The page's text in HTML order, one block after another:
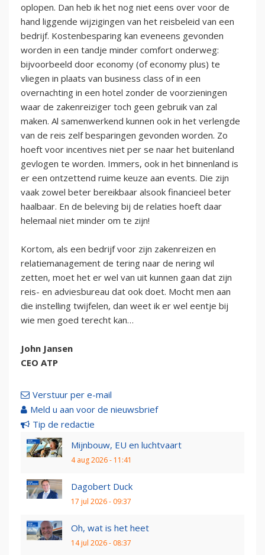
oplopen. Dan heb ik het nog niet eens over voor de
hand liggende wijzigingen van het reisbeleid van een
bedrijf. Kostenbesparing kan eveneens gevonden
worden in een tandje minder comfort onderweg:
bijvoorbeeld door economy (of economy plus) te
vliegen in plaats van business class of in een
overnachting in een hotel zonder de voorzieningen
waar de zakenreiziger toch geen gebruik van zal
maken. Al samenwerkend kunnen ook in het verlengde
van de reis zelf besparingen gevonden worden. Zo
hoeft voor incentives niet per se naar het buitenland
gevlogen te worden. Immers, ook in het binnenland is
er een ontzettend ruime keuze aan events. Die zijn
vaak zowel beter bereikbaar alsook financieel beter
haalbaar. En de beleving bij de relaties hoeft daar
helemaal niet minder om te zijn!
Kortom, als een bedrijf voor zijn zakenreizen en
relatiemanagement de tering naar de nering wil
zetten, moet het er wel van uit kunnen gaan dat zijn
reis- en adviesbureau dat ook doet. Mocht men aan
die instelling twijfelen, dan weet ik er wel eentje bij
wie men goed terecht kan…
John Jansen
CEO ATP
Verstuur per e-mail
Meld u aan voor de nieuwsbrief
Tip de redactie
Mijnbouw, EU en luchtvaart
4 aug 2026 - 11:41
Dagobert Duck
17 jul 2026 - 09:37
Oh, wat is het heet
14 jul 2026 - 08:37